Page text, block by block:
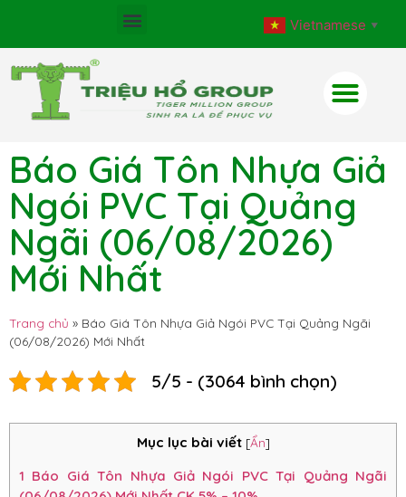
Vietnamese ▼
Báo Giá Tôn Nhựa Giả
Ngói PVC Tại Quảng
Ngãi (06/08/2026)
Mới Nhất
Trang chủ » Báo Giá Tôn Nhựa Giả Ngói PVC Tại Quảng Ngãi
(06/08/2026) Mới Nhất
5/5 - (3064 bình chọn)
Mục lục bài viết [Ẩn]
1 Báo Giá Tôn Nhựa Giả Ngói PVC Tại Quảng Ngãi